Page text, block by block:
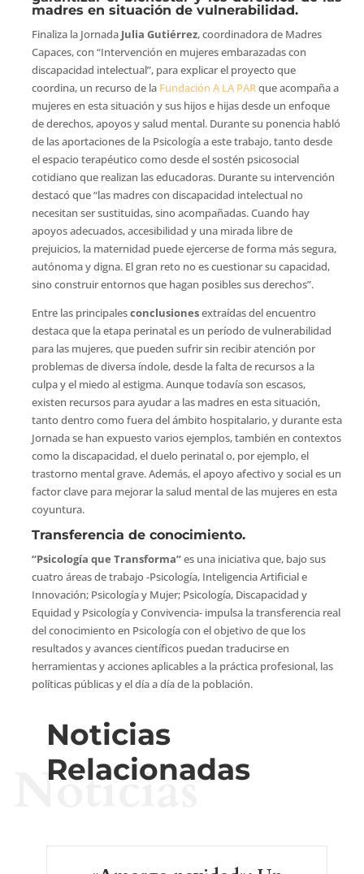
madres en situación de vulnerabilidad.
Finaliza la Jornada Julia Gutiérrez, coordinadora de Madres
Capaces, con “Intervención en mujeres embarazadas con
discapacidad intelectual”, para explicar el proyecto que
coordina, un recurso de la Fundación A LA PARque acompaña a
mujeres en esta situación y sus hijos e hijas desde un enfoque
de derechos, apoyos y salud mental. Durante su ponencia habló
de las aportaciones de la Psicología a este trabajo, tanto desde
el espacio terapéutico como desde el sostén psicosocial
cotidiano que realizan las educadoras. Durante su intervención
destacó que “las madres con discapacidad intelectual no
necesitan ser sustituidas, sino acompañadas. Cuando hay
apoyos adecuados, accesibilidad y una mirada libre de
prejuicios, la maternidad puede ejercerse de forma más segura,
autónoma y digna. El gran reto no es cuestionar su capacidad,
sino construir entornos que hagan posibles sus derechos”.
Entre las principalesconclusionesextraídas del encuentro
destaca que la etapa perinatal es un período de vulnerabilidad
para las mujeres, que pueden sufrir sin recibir atención por
problemas de diversa índole, desde la falta de recursos a la
culpa y el miedo al estigma. Aunque todavía son escasos,
existen recursos para ayudar a las madres en esta situación,
tanto dentro como fuera del ámbito hospitalario, y durante esta
Jornada se han expuesto varios ejemplos, también en contextos
como la discapacidad, el duelo perinatal o, por ejemplo, el
trastorno mental grave. Además, el apoyo afectivo y social es un
factor clave para mejorar la salud mental de las mujeres en esta
coyuntura.
Transferencia de conocimiento.
“Psicología que Transforma”es una iniciativa que, bajo sus
cuatro áreas de trabajo -Psicología, Inteligencia Artificial e
Innovación; Psicología y Mujer; Psicología, Discapacidad y
Equidad y Psicología y Convivencia- impulsa la transferencia real
del conocimiento en Psicología con el objetivo de que los
resultados y avances científicos puedan traducirse en
herramientas y acciones aplicables a la práctica profesional, las
políticas públicas y el día a día de la población.
Noticias
Relacionadas
Noticias